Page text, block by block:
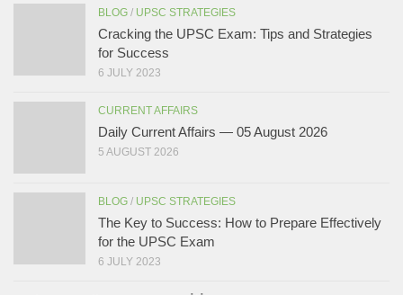
BLOG / UPSC STRATEGIES
Cracking the UPSC Exam: Tips and Strategies
for Success
6 JULY 2023
CURRENT AFFAIRS
Daily Current Affairs — 05 August 2026
5 AUGUST 2026
BLOG / UPSC STRATEGIES
The Key to Success: How to Prepare Effectively
for the UPSC Exam
6 JULY 2023